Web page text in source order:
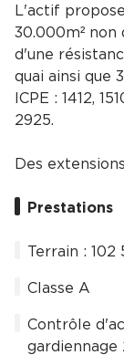
L'actif
30.000m² non
d'une
quai ainsi que
ICPE : 1412,
2925.
Des
Prestations
Terrain : 102
Classe A
Contrôle
gardiennage